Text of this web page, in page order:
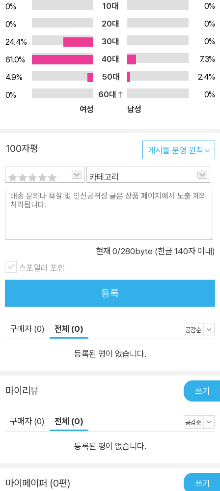
0% 10대
0%
0%
20대
0%
24.4%
30대
0%
61.0%
40대
7.3%
4.9%
50대
2.4%
0%
60대
0%
여성
남성
100자평 게시물 운영 원칙
카테고리
현재 0/280byte (한글 140자 이내)
스포일러 포함
등록
구매자 (0) 전체 (0)
등록된 평이 없습니다.
마이리뷰 쓰기
구매자 (0) 전체 (0)
등록된 평이 없습니다.
마이페이퍼 (0편) 쓰기